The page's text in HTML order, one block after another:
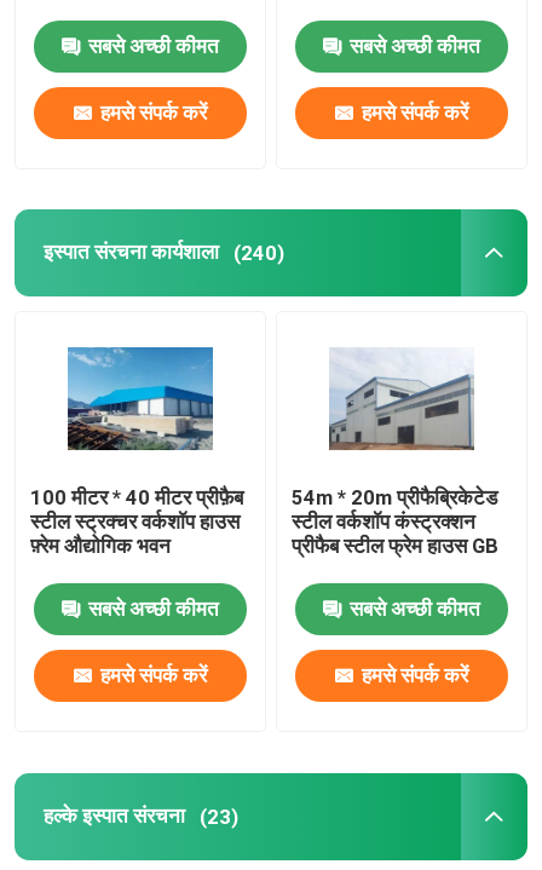
फोल्डेबल कंटेनर हाउस
वेनलो ग्लास ग्रीनहाउस
फिल्म से ढका ग्रीनहाउस
फिल्म से ढका ग्रीनहाउस
सबसे अच्छी कीमत
हमसे संपर्क करें
सबसे अच्छी कीमत
हमसे संपर्क करें
इस्पात संरचना कार्यशाला (240)
100 मीटर * 40 मीटर प्रीफ़ैब
स्टील स्ट्रक्चर वर्कशॉप हाउस
फ़्रेम औद्योगिक भवन
सबसे अच्छी कीमत
हमसे संपर्क करें
54m * 20m प्रीफैब्रिकेटेड
स्टील वर्कशॉप कंस्ट्रक्शन
प्रीफैब स्टील फ्रेम हाउस GB
सबसे अच्छी कीमत
हमसे संपर्क करें
हल्के इस्पात संरचना (23)